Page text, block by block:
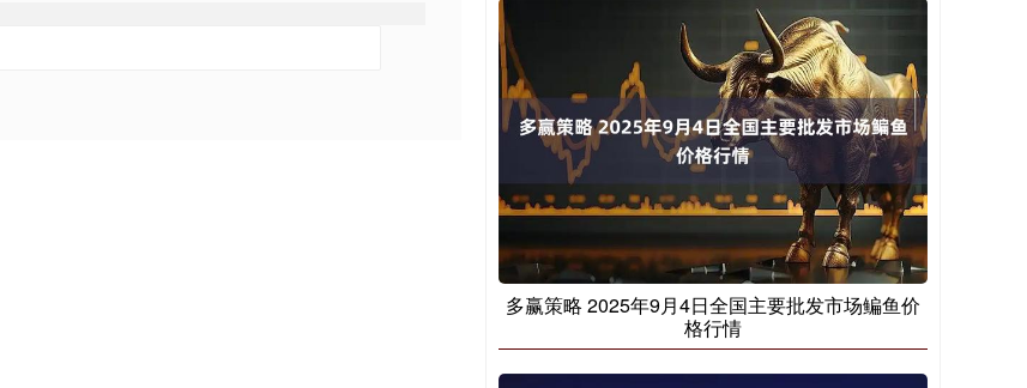
多赢策略 2025年9月4日全国主要批发市场鳊鱼价
格行情